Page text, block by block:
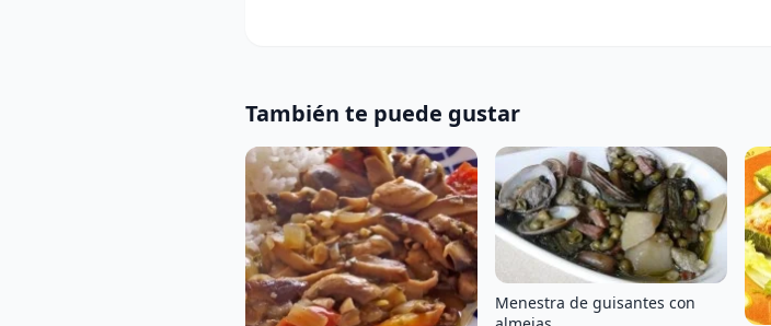
También te puede gustar
Menestra de guisantes con